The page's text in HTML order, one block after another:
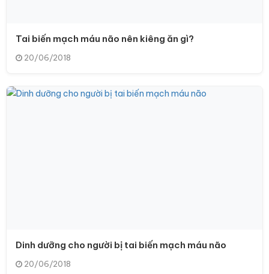
Tai biến mạch máu não nên kiêng ăn gì?
20/06/2018
Dinh dưỡng cho người bị tai biến mạch máu não
20/06/2018